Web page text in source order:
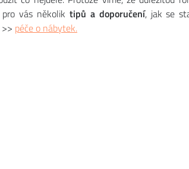
vás několik tipů a doporučení, jak se
péče o nábytek.